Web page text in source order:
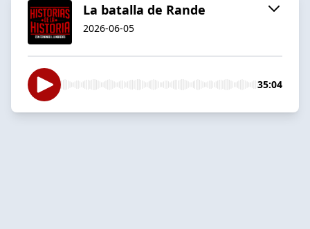
La batalla de Rande
2026-06-05
35:04